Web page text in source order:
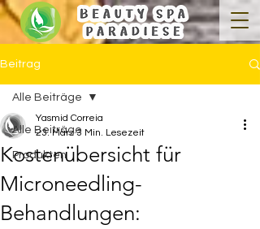
Beitrag
Alle Beiträge
Produkten
Alle Beiträge
Kostenübersicht für
Microneedling-
Behandlungen:
Yasmid Correia
23. März 3 Min. Lesezeit